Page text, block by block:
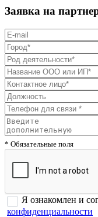
Заявка на
* Обязательные поля
Я ознакомлен и
конфиденциальности